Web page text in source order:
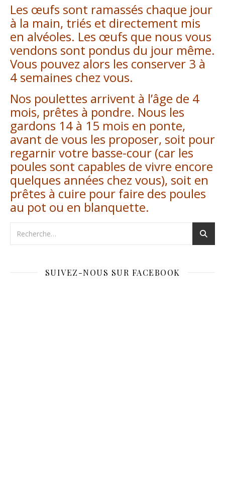
Les œufs sont ramassés chaque jour
à la main, triés et directement mis
en alvéoles. Les œufs que nous vous
vendons sont pondus du jour même.
Vous pouvez alors les conserver 3 à
4 semaines chez vous.
Nos poulettes arrivent à l’âge de 4
mois, prêtes à pondre. Nous les
gardons 14 à 15 mois en ponte,
avant de vous les proposer, soit pour
regarnir votre basse-cour (car les
poules sont capables de vivre encore
quelques années chez vous), soit en
prêtes à cuire pour faire des poules
au pot ou en blanquette.
SUIVEZ-NOUS SUR FACEBOOK